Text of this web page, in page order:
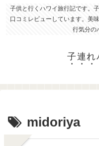
子供と行くハワイ旅行記です。
口コミレビューしています。美
行気分の
子連れ
midoriya